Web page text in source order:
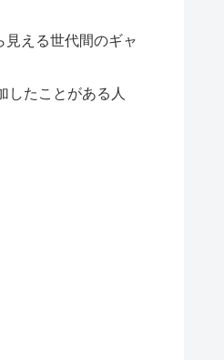
見える世代間のギャ
したことがある人